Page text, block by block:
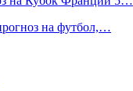
на футбол,…